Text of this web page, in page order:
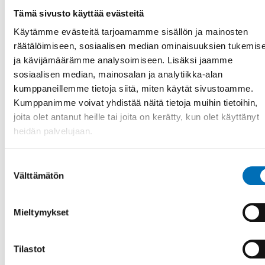
Tämä sivusto käyttää evästeitä
Käytämme evästeitä tarjoamamme sisällön ja mainosten
räätälöimiseen, sosiaalisen median ominaisuuksien
ja kävijämäärämme analysoimiseen. Lisäksi jaamme
sosiaalisen median, mainosalan ja analytiikka-alan
kumppaneillemme tietoja siitä, miten käytät sivustoamme.
Kumppanimme voivat yhdistää näitä tietoja muihin tietoihin,
joita olet antanut heille tai joita on kerätty, kun olet käyttänyt
heidän palvelujaan.
valinta
Välttämätön
Mieltymykset
Tilastot
5 marras 2020
planera frågor som angår dem
Inkludera fler äldre vuxna i arbetet med äldrefrågor, både
på en lokal och nationell nivå. Den äldre befolkningen ska